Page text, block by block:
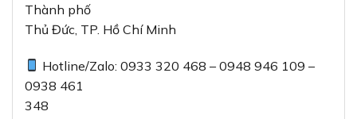
Thành phố
Thủ Đức, TP. Hồ Chí Minh
Hotline/Zalo: 0933 320 468 – 0948 946 109 –
0938 461
348